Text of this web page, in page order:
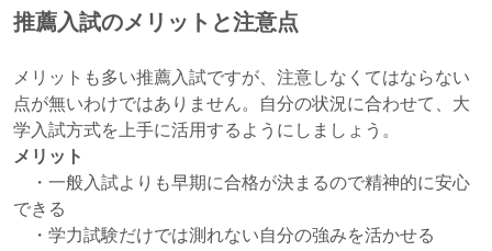
推薦入試のメリットと注意点
メリットも多い推薦入試ですが、注意しなくてはならない
点が無いわけではありません。自分の状況に合わせて、大
学入試方式を上手に活用するようにしましょう。
メリット
・一般入試よりも早期に合格が決まるので精神的に安心
できる
・学力試験だけでは測れない自分の強みを活かせる